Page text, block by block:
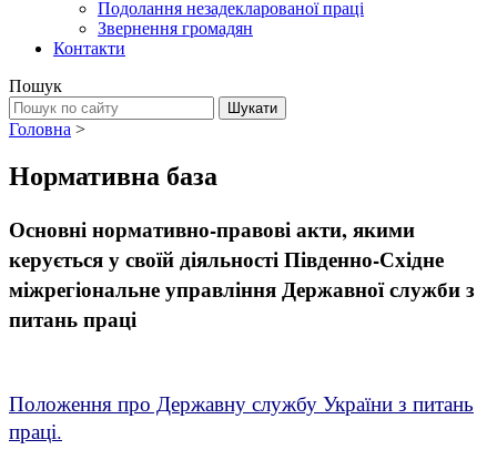
Подолання незадекларованої праці
Звернення громадян
Контакти
Пошук
Головна >
Нормативна база
Основні нормативно-правові акти, якими
керується у своїй діяльності Південно-Східне
міжрегіональне управління Державної служби з
питань праці
Положення про Державну службу України з питань
праці.